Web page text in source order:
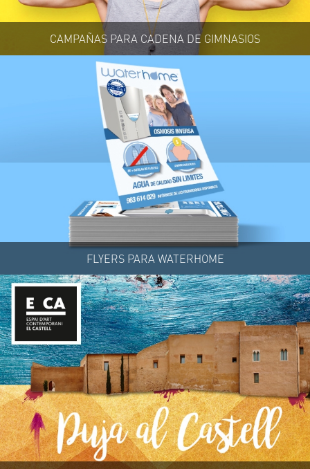
CAMPAÑAS PARA CADENA DE GIMNASIOS
FLYERS PARA WATERHOME